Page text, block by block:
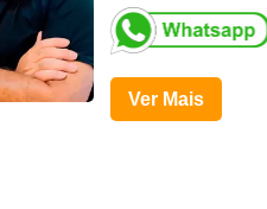
Ver Mais